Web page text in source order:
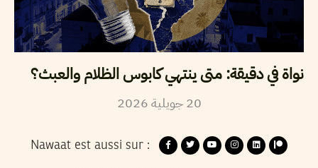
نواة في دقيقة: متى ينتهي كابوس الظلام والعبث؟
20 جويلية2026
Nawaat est aussi sur :